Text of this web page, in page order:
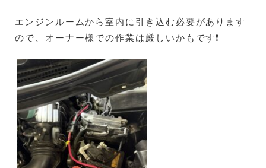
エンジンルームから室内に引き込む必要があります
ので、オーナー様での作業は厳しいかもです❗